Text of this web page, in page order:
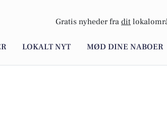
Gratis nyheder fra dit
LOKALT NYT MØD DINE NABOER